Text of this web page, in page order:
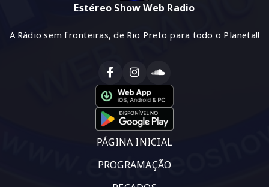
Estéreo Show Web Radio
A Rádio sem fronteiras, de Rio Preto para todo o Planeta!!
PÁGINA INICIAL
PROGRAMAÇÃO